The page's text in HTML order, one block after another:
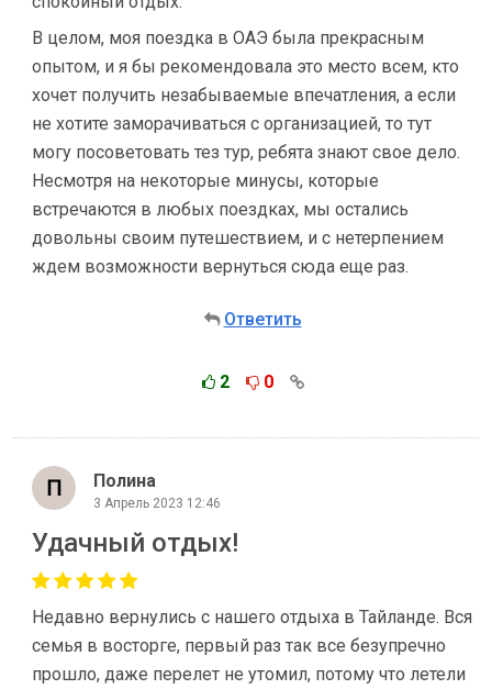
В целом, моя поездка в ОАЭ была прекрасным
опытом, и я бы рекомендовала это место всем, кто
хочет получить незабываемые впечатления, а если
не хотите заморачиваться с организацией, то тут
могу посоветовать тез тур, ребята знают свое дело.
Несмотря на некоторые минусы, которые
встречаются в любых поездках, мы остались
довольны своим путешествием, и с нетерпением
ждем возможности вернуться сюда еще раз.
Ответить
2 0
Полина
3 Апрель 2023 12:46
Удачный отдых!
Недавно вернулись с нашего отдыха в Тайланде. Вся
семья в восторге, первый раз так все безупречно
прошло, даже перелет не утомил, потому что летели